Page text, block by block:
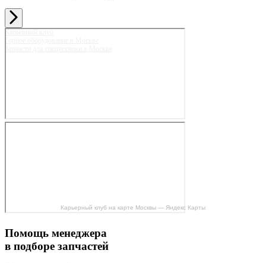
Карьерный клуб на карте Москвы — Яндекс Карты
Помощь менеджера
в подборе запчастей